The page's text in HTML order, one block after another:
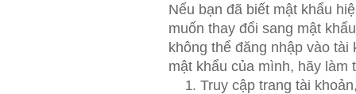
Nếu bạn đã biết mật khẩu
muốn thay đổi sang mật
không thể đăng nhập vào tài
mật khẩu của mình, hãy làm
Truy cập trang tài